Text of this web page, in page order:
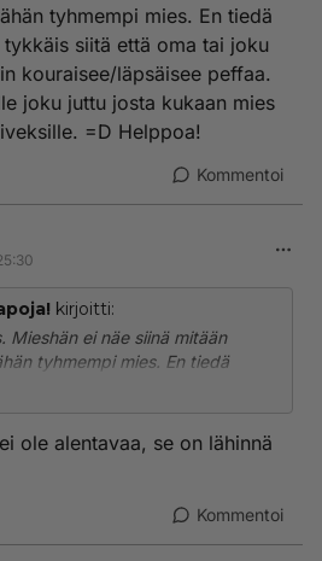
tyhmempi mies. En tiedä
siitä että oma tai joku
kouraisee/läpsäisee peffaa.
joku juttu josta kukaan mies
=D Helppoa!
Kommentoi
kirjoitti:
Mieshän ei näe siinä mitään
tyhmempi mies. En tiedä
siitä että oma tai joku
josta kukaan mies ei
=D Helppoa!
ole alentavaa, se on lähinnä
Kommentoi